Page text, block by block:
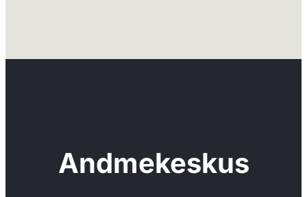
Andmekeskus